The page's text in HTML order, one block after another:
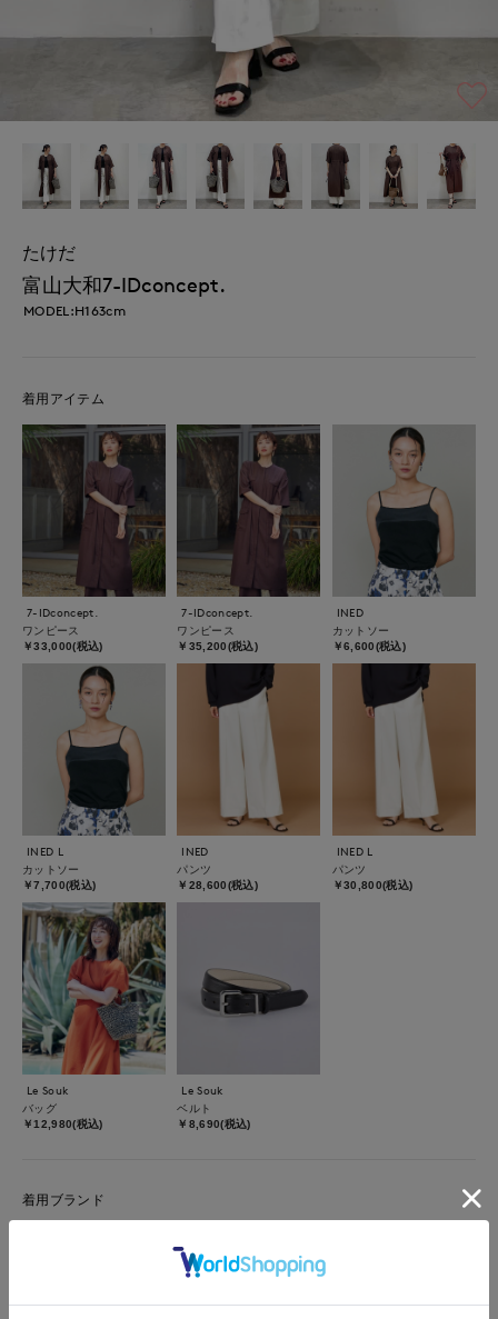
たけだ
富山大和7-IDconcept.
MODEL:H163cm
着用アイテム
7-IDconcept.
ワンピース
￥33,000(税込)
7-IDconcept.
ワンピース
￥35,200(税込)
INED
カットソー
￥6,600(税込)
INED L
カットソー
￥7,700(税込)
INED
パンツ
￥28,600(税込)
INED L
パンツ
￥30,800(税込)
Le Souk
バッグ
￥12,980(税込)
Le Souk
ベルト
￥8,690(税込)
着用ブランド